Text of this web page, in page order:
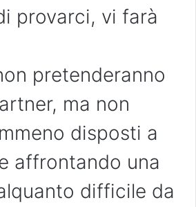
provarci, vi farà
pretenderanno
ma non
disposti a
affrontando una
difficile da